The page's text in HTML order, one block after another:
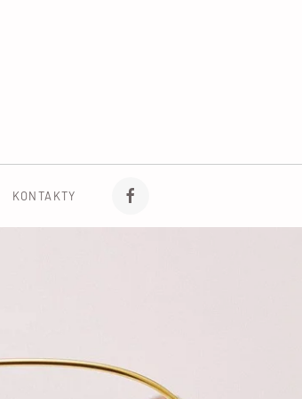
KONTAKTY